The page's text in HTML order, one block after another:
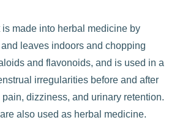
made into herbal medicine by
leaves indoors and chopping
and flavonoids, and is used in a
irregularities before and after
dizziness, and urinary retention.
also used as herbal medicine.